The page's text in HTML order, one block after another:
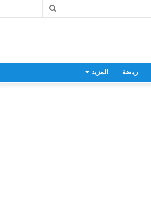
بحث
رياضة المزيد